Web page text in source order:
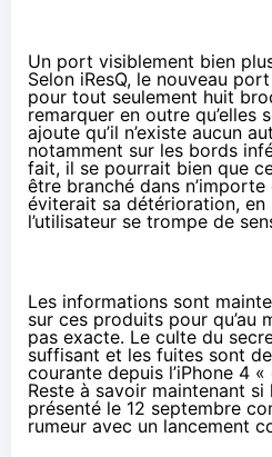
Un port visiblement bien
Selon iResQ, le nouveau
pour tout seulement huit
remarquer en outre qu’elles
ajoute qu’il n’existe aucun
notamment sur les bords
fait, il se pourrait bien que
être branché dans
éviterait sa détérioration,
l’utilisateur se trompe de
Les informations sont
sur ces produits pour qu’au
pas exacte. Le culte du
suffisant et les fuites sont
courante depuis l’iPhone 4
Reste à savoir maintenant si
présenté le 12 septembre
rumeur avec un lancement